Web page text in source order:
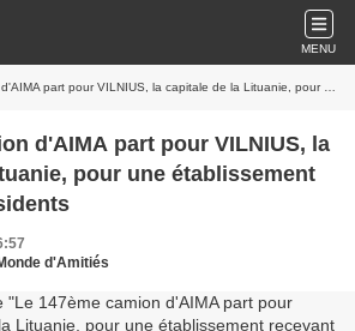
MENU
VILNIUS, la capitale de la Lituanie, pour une établissement recevant 240 résidents
d'AIMA part pour VILNIUS, la
pour une établissement
d'Amitiés